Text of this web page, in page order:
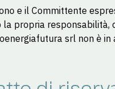
e il Committente
propria responsabilità,
srl non è